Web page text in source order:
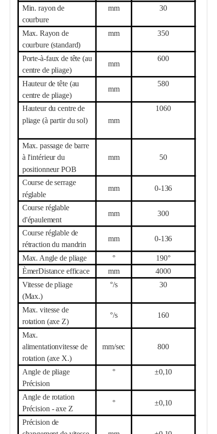
Min. rayon de
courbure
mm 30
Max. Rayon de
courbure (standard)
mm 350
Porte-à-faux de tête (au
centre de pliage)
mm
600
Hauteur de tête (au
centre de pliage)
mm
580
Hauteur du centre de
pliage (à partir du sol)
mm
1060
Max. passage de barre
à l'intérieur du
positionneur POB
mm 50
Course de serrage
réglable
mm 0-136
Course réglable
d'épaulement
mm 300
Course réglable de
rétraction du mandrin
mm 0-136
Max. Angle de pliage ° 190°
ÈmerDistance efficace mm 4000
Vitesse de pliage
(Max.)
°/s 30
Max. vitesse de
rotation (axe Z)
°/s 160
Max.
alimentationvitesse de
rotation (axe X.)
mm/sec 800
Angle de pliage
Précision
° ±0,10
Angle de rotation
Précision - axe Z
° ±0,10
Précision de